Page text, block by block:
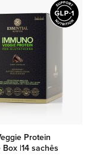
lista
de
Protein
|14 sachês